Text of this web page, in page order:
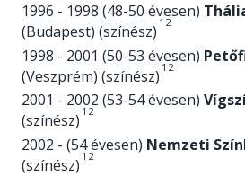
1996 - 1998 (48-50 évesen)
(Budapest) (színész) 1 2
1998 - 2001 (50-53 évesen)
(Veszprém) (színész) 1 2
2001 - 2002 (53-54 évesen)
(színész) 1 2
2002 - (54 évesen) Nemzeti
(színész) 1 2